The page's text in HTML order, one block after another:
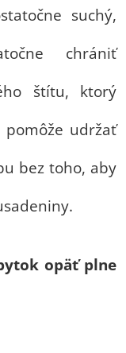
suchý,
chrániť
štítu, ktorý
udržať
bez toho, aby
opäť plne